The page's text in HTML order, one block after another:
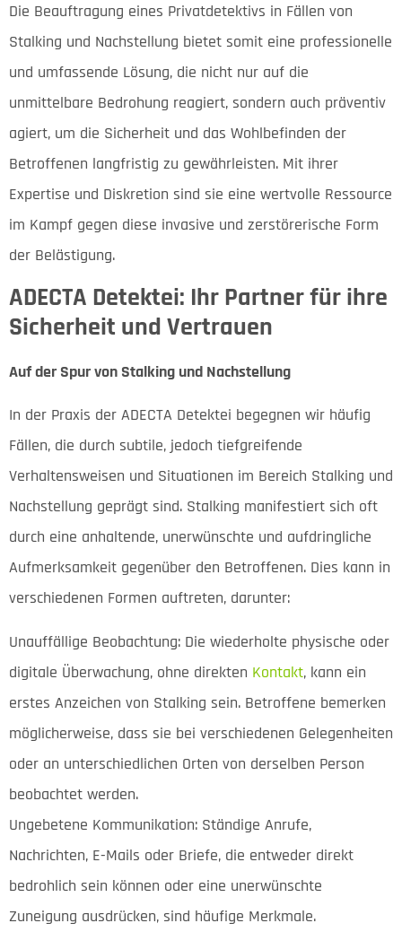
Die Beauftragung eines Privatdetektivs in Fällen von
Stalking und Nachstellung bietet somit eine professionelle
und umfassende Lösung, die nicht nur auf die
unmittelbare Bedrohung reagiert, sondern auch präventiv
agiert, um die Sicherheit und das Wohlbefinden der
Betroffenen langfristig zu gewährleisten. Mit ihrer
Expertise und Diskretion sind sie eine wertvolle Ressource
im Kampf gegen diese invasive und zerstörerische Form
der Belästigung.
ADECTA Detektei: Ihr Partner für ihre
Sicherheit und Vertrauen
Auf der Spur von Stalking und Nachstellung
In der Praxis der ADECTA Detektei begegnen wir häufig
Fällen, die durch subtile, jedoch tiefgreifende
Verhaltensweisen und Situationen im Bereich Stalking und
Nachstellung geprägt sind. Stalking manifestiert sich oft
durch eine anhaltende, unerwünschte und aufdringliche
Aufmerksamkeit gegenüber den Betroffenen. Dies kann in
verschiedenen Formen auftreten, darunter:
Unauffällige Beobachtung: Die wiederholte physische oder
digitale Überwachung, ohne direkten Kontakt, kann ein
erstes Anzeichen von Stalking sein. Betroffene bemerken
möglicherweise, dass sie bei verschiedenen Gelegenheiten
oder an unterschiedlichen Orten von derselben Person
beobachtet werden.
Ungebetene Kommunikation: Ständige Anrufe,
Nachrichten, E-Mails oder Briefe, die entweder direkt
bedrohlich sein können oder eine unerwünschte
Zuneigung ausdrücken, sind häufige Merkmale.